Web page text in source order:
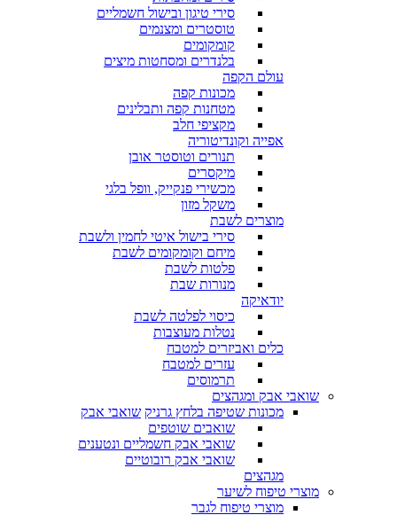
סירי טיגון ובישול חשמליים
טוסטרים ומצנמים
קומקומים
בלנדרים ומסחטות מיצים
עולם הקפה
מכונות קפה
מטחנות קפה ותבלינים
מקציפי חלב
אפייה וקונדיטוריה
תנורים וטוסטר אובן
מיקסרים
מכשירי פנקייק, וופל בלגי
משקל מזון
מוצרים לשבת
סירי בישול איטי לחמין ולשבת
מיחם וקומקומים לשבת
פלטות לשבת
מנורות שבת
יודאיקה
כיסוי לפלטה לשבת
נטלות מעוצבות
כלים ואביזרים למטבח
עזרים למטבח
תרמוסים
שואבי אבק ומגהצים
מכונות שטיפה בלחץ גרניק שואבי אבק
שואבים שוטפים
שואבי אבק חשמליים ונטענים
שואבי אבק רובוטיים
מגהצים
מוצרי טיפוח לשיער
מוצרי טיפוח לגבר